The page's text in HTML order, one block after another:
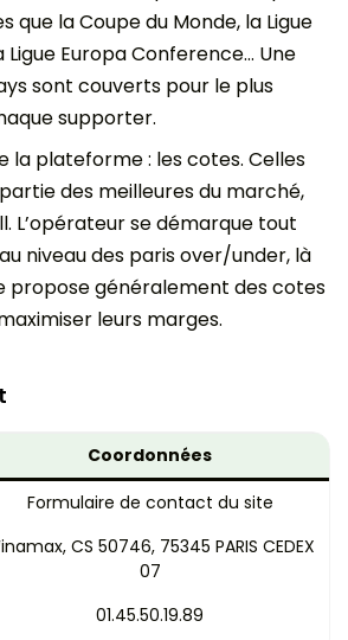
que la Coupe du Monde, la Ligue
Ligue Europa Conference… Une
sont couverts pour le plus
supporter.
la plateforme : les cotes. Celles
des meilleures du marché,
L’opérateur se démarque tout
niveau des paris over/under, là
propose généralement des cotes
leurs marges.
Coordonnées
Formulaire de contact du site
CS 50746, 75345 PARIS CEDEX
07
01.45.50.19.89